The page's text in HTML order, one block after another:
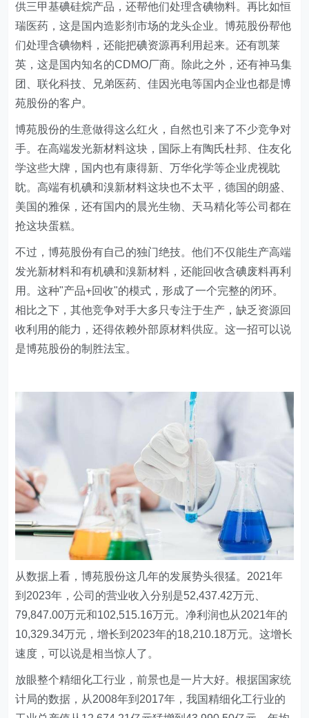
供三甲基碘硅烷产品，还帮他们处理含碘物料。再比如恒
瑞医药，这是国内造影剂市场的龙头企业。博苑股份帮他
们处理含碘物料，还能把碘资源再利用起来。还有凯莱
英，这是国内知名的CDMO厂商。除此之外，还有神马集
团、联化科技、兄弟医药、佳因光电等国内企业也都是博
苑股份的客户。
博苑股份的生意做得这么红火，自然也引来了不少竞争对
手。在高端发光新材料这块，国际上有陶氏杜邦、住友化
学这些大牌，国内也有康得新、万华化学等企业虎视眈
眈。高端有机碘和溴新材料这块也不太平，德国的朗盛、
美国的雅保，还有国内的晨光生物、天马精化等公司都在
抢这块蛋糕。
不过，博苑股份有自己的独门绝技。他们不仅能生产高端
发光新材料和有机碘和溴新材料，还能回收含碘废料再利
用。这种"产品+回收"的模式，形成了一个完整的闭环。
相比之下，其他竞争对手大多只专注于生产，缺乏资源回
收利用的能力，还得依赖外部原材料供应。这一招可以说
是博苑股份的制胜法宝。
从数据上看，博苑股份这几年的发展势头很猛。2021年
到2023年，公司的营业收入分别是52,437.42万元、
79,847.00万元和102,515.16万元。净利润也从2021年的
10,329.34万元，增长到2023年的18,210.18万元。这增长
速度，可以说是相当惊人了。
放眼整个精细化工行业，前景也是一片大好。根据国家统
计局的数据，从2008年到2017年，我国精细化工行业的